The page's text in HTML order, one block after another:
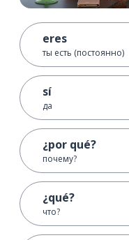
eres
ты есть (постоянно)
sí
да
¿por qué?
почему?
¿qué?
что?